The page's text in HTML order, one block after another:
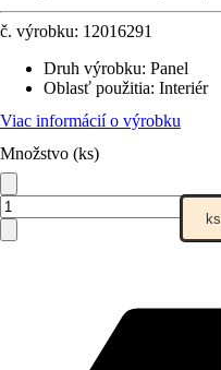
č. výrobku: 12016291
Druh výrobku: Panel
Oblasť použitia: Interiér
Viac informácií o výrobku
Množstvo (ks)
ks